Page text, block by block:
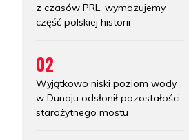
z czasów PRL, wymazujemy
część polskiej historii
02
Wyjątkowo niski poziom wody
w Dunaju odsłonił pozostałości
starożytnego mostu